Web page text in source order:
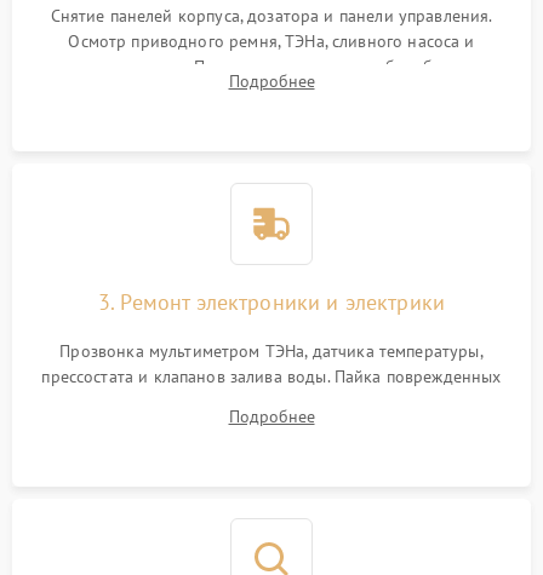
Снятие панелей корпуса, дозатора и панели управления.
Осмотр приводного ремня, ТЭНа, сливного насоса и
амортизаторов. Проверка подшипников барабана и
крестовины на износ, а манжеты люка на разрывы.
Подробнее
3. Ремонт электроники и электрики
Прозвонка мультиметром ТЭНа, датчика температуры,
прессостата и клапанов залива воды. Пайка поврежденных
Восстановление целостности проводки и контактов.
Подробнее